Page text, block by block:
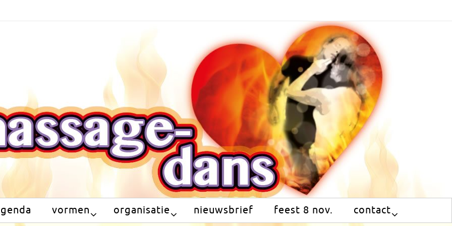
vormen organisatie nieuwsbrief feest 8 nov. contact